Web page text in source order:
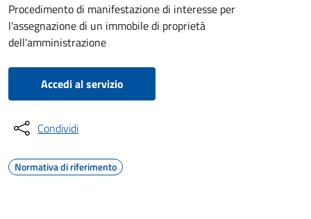
Procedimento di manifestazione di interesse per
l'assegnazione di un immobile di proprietà
dell'amministrazione
Accedi al servizio
Condividi
Normativa di riferimento